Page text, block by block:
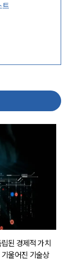
트
된 경제적 가치
울어진 기술상